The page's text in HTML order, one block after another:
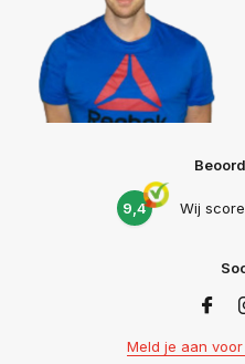
9,4 Wij
Meld je aan